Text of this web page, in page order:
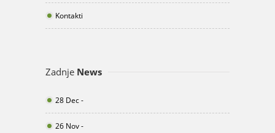
Kontakti
Zadnje News
28 Dec -
26 Nov -